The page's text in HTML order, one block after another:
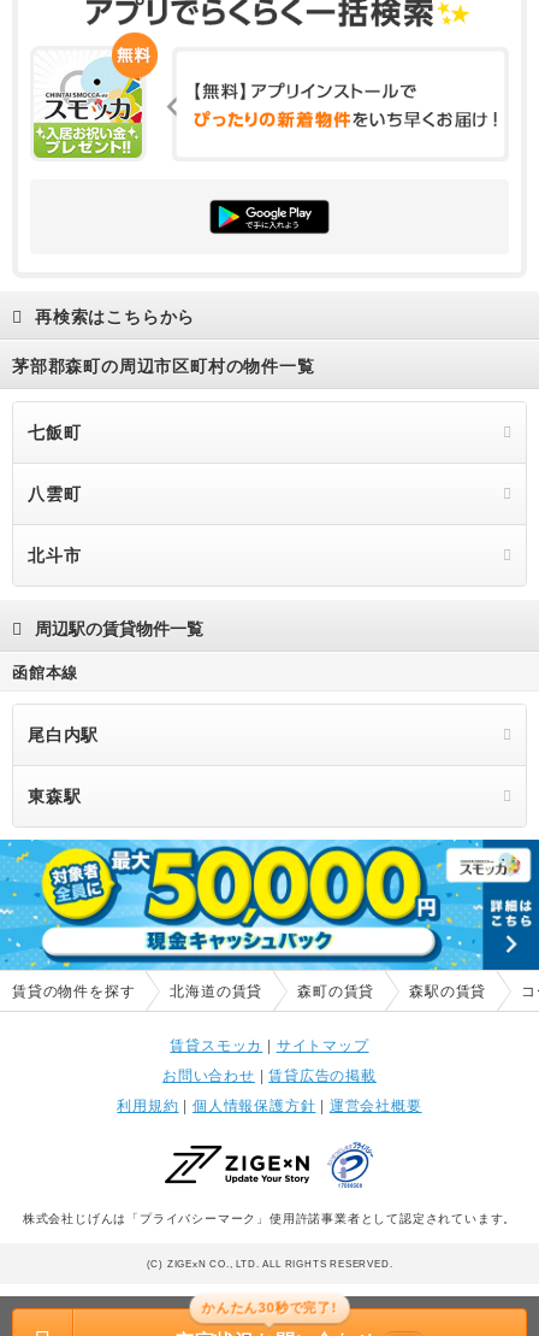
再検索はこちらから
茅部郡森町の周辺市区町村の物件一覧
七飯町
八雲町
北斗市
周辺駅の賃貸物件一覧
函館本線
尾白内駅
東森駅
かんたん30秒で完了!
賃貸の物件を探す 北海道の賃貸 森町の賃貸 森駅の賃貸
賃貸スモッカ | サイトマップ
お問い合わせ |賃貸広告の掲載
利用規約 | 個人情報保護方針 | 運営会社概要
株式会社じげんは「プライバシーマーク」使用許諾事業者として認定されています。
(C) ZIGExN CO., LTD. ALL RIGHTS RESERVED.